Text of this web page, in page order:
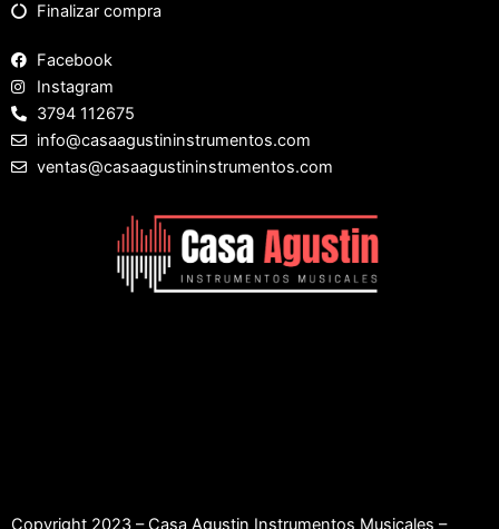
Finalizar compra
Facebook
Instagram
3794 112675
info@casaagustininstrumentos.com
ventas@casaagustininstrumentos.com